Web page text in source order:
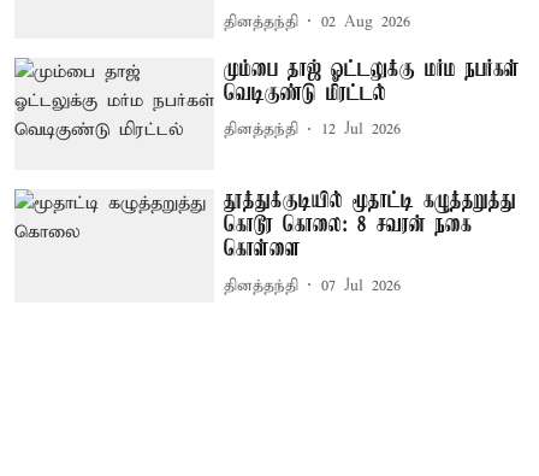
தினத்தந்தி 02 Aug 2026
மும்பை தாஜ் ஓட்டலுக்கு மர்ம நபர்கள்
வெடிகுண்டு மிரட்டல்
தினத்தந்தி 12 Jul 2026
தூத்துக்குடியில் மூதாட்டி கழுத்தறுத்து
கொடூர கொலை: 8 சவரன் நகை
கொள்ளை
தினத்தந்தி 07 Jul 2026